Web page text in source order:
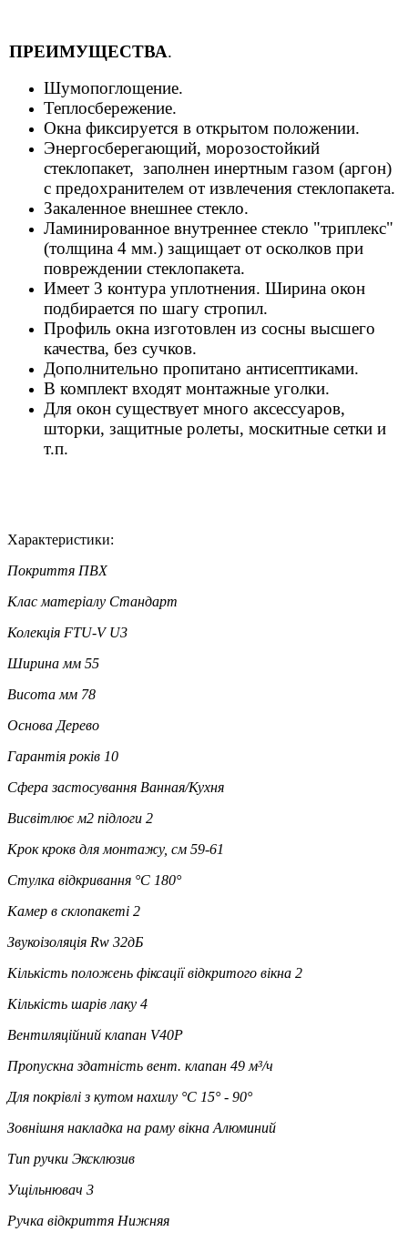
ПРЕИМУЩЕСТВА.
Шумопоглощение.
Теплосбережение.
Окна фиксируется в открытом положении.
Энергосберегающий, морозостойкий
стеклопакет, заполнен инертным газом (аргон)
с предохранителем от извлечения стеклопакета.
Закаленное внешнее стекло.
Ламинированное внутреннее стекло "триплекс"
(толщина 4 мм.) защищает от осколков при
повреждении стеклопакета.
Имеет 3 контура уплотнения. Ширина окон
подбирается по шагу стропил.
Профиль окна изготовлен из сосны высшего
качества, без сучков.
Дополнительно пропитано антисептиками.
В комплект входят монтажные уголки.
Для окон существует много аксессуаров,
шторки, защитные ролеты, москитные сетки и
т.п.
Характеристики:
Покриття ПВХ
Клас матеріалу Стандарт
Колекція FTU-V U3
Ширина мм 55
Висота мм 78
Основа Дерево
Гарантія років 10
Сфера застосування Ванная/Кухня
Висвітлює м2 підлоги 2
Крок крокв для монтажу, см 59-61
Стулка відкривання °C 180°
Камер в склопакеті 2
Звукоізоляція Rw 32дБ
Кількість положень фіксації відкритого вікна 2
Кількість шарів лаку 4
Вентиляційний клапан V40P
Пропускна здатність вент. клапан 49 м³/ч
Для покрівлі з кутом нахилу °C 15° - 90°
Зовнішня накладка на раму вікна Алюминий
Тип ручки Эксклюзив
Ущільнювач 3
Ручка відкриття Нижняя